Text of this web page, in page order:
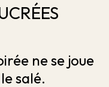
ne se joue
salé.